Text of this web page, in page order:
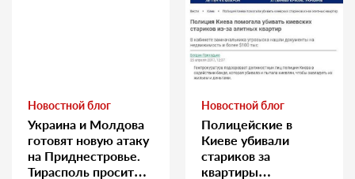
Новостной блог
Украина и Молдова
готовят новую атаку
на Приднестровье.
Тирасполь просит
Новостной блог
Полицейские в
Киеве убивали
стариков за
квартиры…